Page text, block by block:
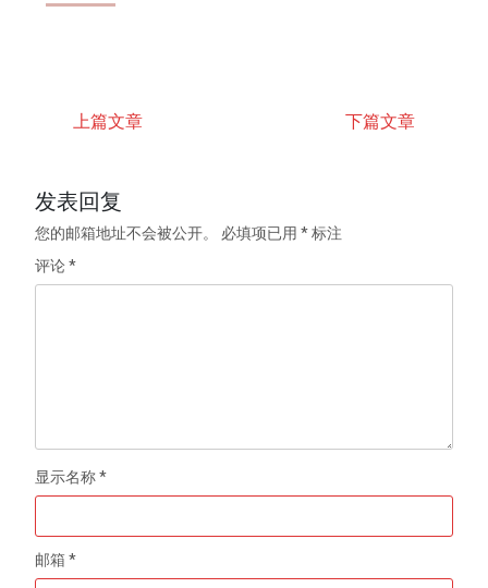
上篇文章 下篇文章
发表回复
您的邮箱地址不会被公开。 必填项已用*标注
评论*
显示名称*
邮箱*